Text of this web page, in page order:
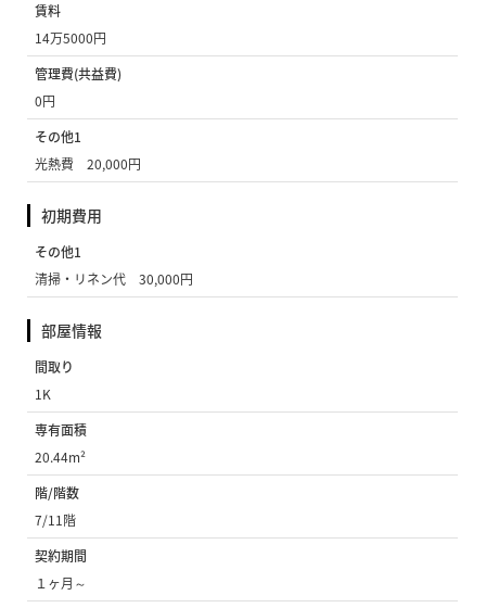
賃料
14万5000円
管理費(共益費)
0円
その他1
光熱費 20,000円
初期費用
その他1
清掃・リネン代 30,000円
部屋情報
間取り
1K
専有面積
20.44m²
階/階数
7/11階
契約期間
１ヶ月～